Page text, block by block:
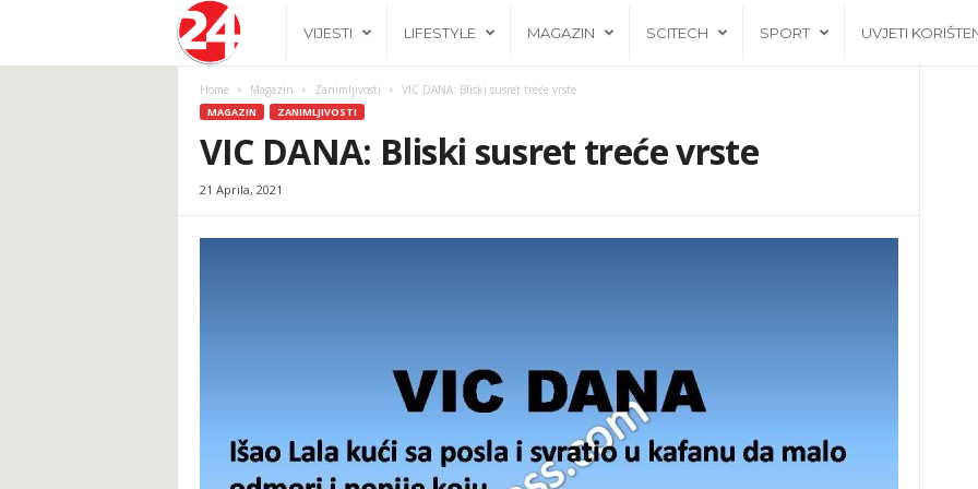
VIJESTI LIFESTYLE MAGAZIN SCITECH SPORT UVJETI
Home Magazin Zanimljivosti VIC DANA: Bliski susret treće vrste
MAGAZIN ZANIMLJIVOSTI
VIC DANA: Bliski susret treće vrste
21 Aprila, 2021